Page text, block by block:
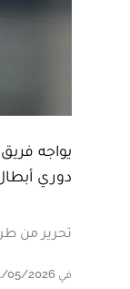
يواجه
دوري
تحرير من
في 14/05/2026 على الساعة 11:00